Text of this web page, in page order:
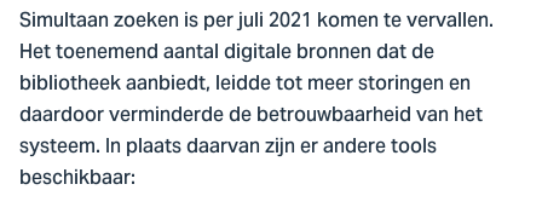
Simultaan zoeken is per juli 2021 komen te vervallen.
Het toenemend aantal digitale bronnen dat de
bibliotheek aanbiedt, leidde tot meer storingen en
daardoor verminderde de betrouwbaarheid van het
systeem. In plaats daarvan zijn er andere tools
beschikbaar: